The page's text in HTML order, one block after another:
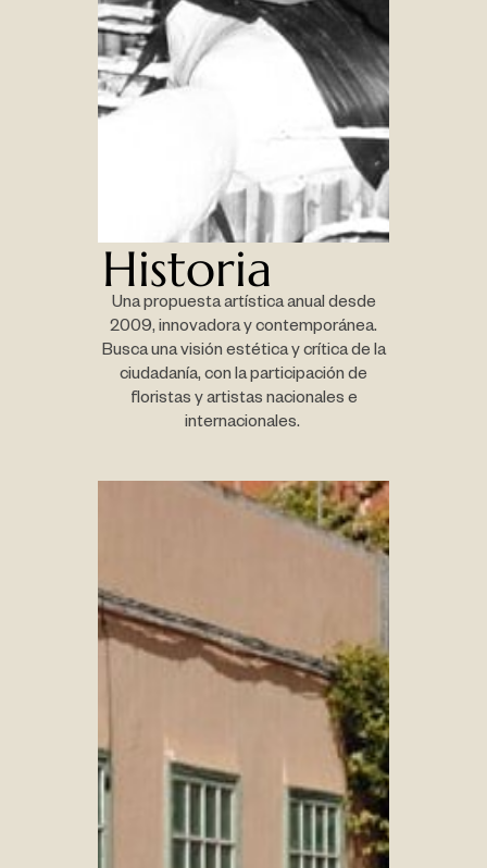
Historia
Una propuesta artística anual desde
2009, innovadora y contemporánea.
Busca una visión estética y crítica de la
ciudadanía, con la participación de
floristas y artistas nacionales e
internacionales.